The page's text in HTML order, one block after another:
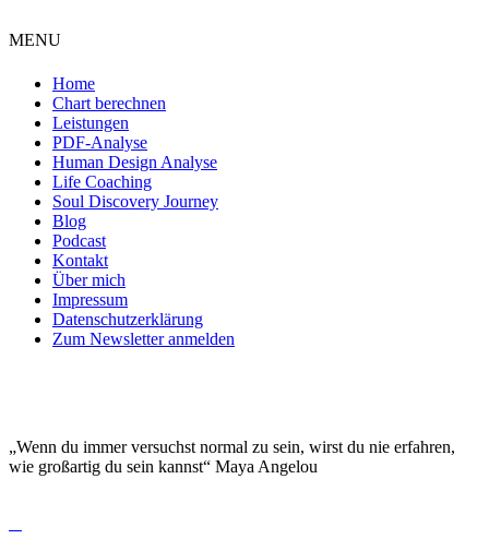
MENU
Home
Chart berechnen
Leistungen
PDF-Analyse
Human Design Analyse
Life Coaching
Soul Discovery Journey
Blog
Podcast
Kontakt
Über mich
Impressum
Datenschutzerklärung
Zum Newsletter anmelden
„Wenn du immer versuchst normal zu sein, wirst du nie erfahren,
wie großartig du sein kannst“ Maya Angelou